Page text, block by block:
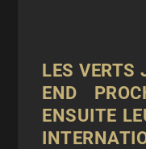
LES VERTS
END
ENSUITE